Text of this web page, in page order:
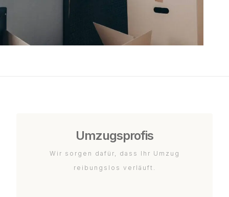
Umzugsprofis
Wir sorgen dafür, dass Ihr Umzug
reibungslos verläuft.